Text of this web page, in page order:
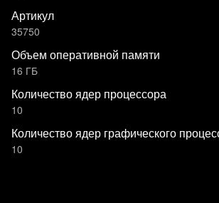
Артикул
35750
Объем оперативной памяти
16 ГБ
Количество ядер процессора
10
Количество ядер графического
10